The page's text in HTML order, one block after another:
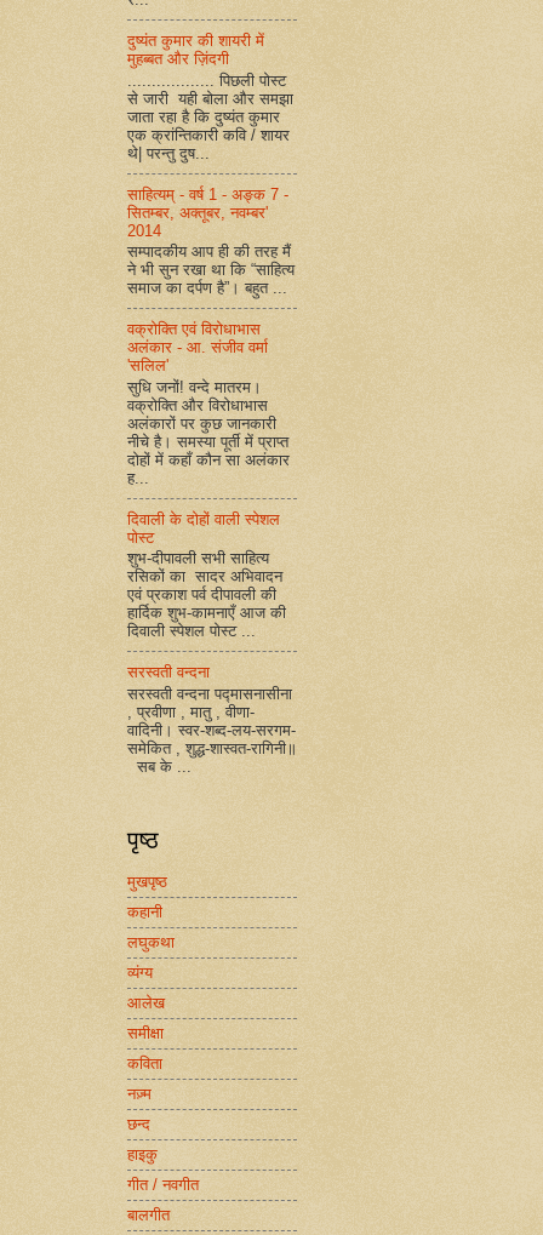
दुष्यंत कुमार की शायरी में
मुहब्बत और ज़िंदगी
.................. पिछली पोस्ट
से जारी यही बोला और समझा
जाता रहा है कि दुष्यंत कुमार
एक क्रांन्तिकारी कवि / शायर
थे| परन्तु दुष...
साहित्यम् - वर्ष 1 - अङ्क 7 -
सितम्बर, अक्तूबर, नवम्बर'
2014
सम्पादकीय आप ही की तरह मैं
ने भी सुन रखा था कि “साहित्य
समाज का दर्पण है”। बहुत ...
वक्रोक्ति एवं विरोधाभास
अलंकार - आ. संजीव वर्मा
'सलिल'
सुधि जनों! वन्दे मातरम।
वक्रोक्ति और विरोधाभास
अलंकारों पर कुछ जानकारी
नीचे है। समस्या पूर्ती में प्राप्त
दोहों में कहाँ कौन सा अलंकार
ह...
दिवाली के दोहों वाली स्पेशल
पोस्ट
शुभ-दीपावली सभी साहित्य
रसिकों का सादर अभिवादन
एवं प्रकाश पर्व दीपावली की
हार्दिक शुभ-कामनाएँ आज की
दिवाली स्पेशल पोस्ट ...
सरस्वती वन्दना
सरस्वती वन्दना पद्मासनासीना
, प्रवीणा , मातु , वीणा-
वादिनी। स्वर-शब्द-लय-सरगम-
समेकित , शुद्ध-शास्वत-रागिनी॥
सब के ...
पृष्ठ
मुखपृष्ठ
कहानी
लघुकथा
व्यंग्य
आलेख
समीक्षा
कविता
नज़्म
छन्द
हाइकु
गीत / नवगीत
बालगीत